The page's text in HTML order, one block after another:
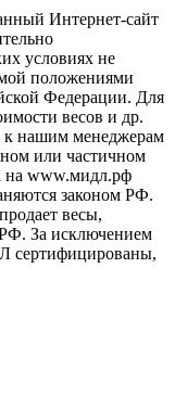
Интернет-сайт
условиях не
положениями
Федерации. Для
весов и др.
к нашим менеджерам
или частичном
на www.мидл.рф
законом РФ.
весы,
За исключением
сертифицированы,